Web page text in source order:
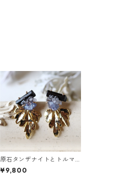
原石タンザナイトとトルマ
リンとクレマチスの葉ピア
ス
¥9,800